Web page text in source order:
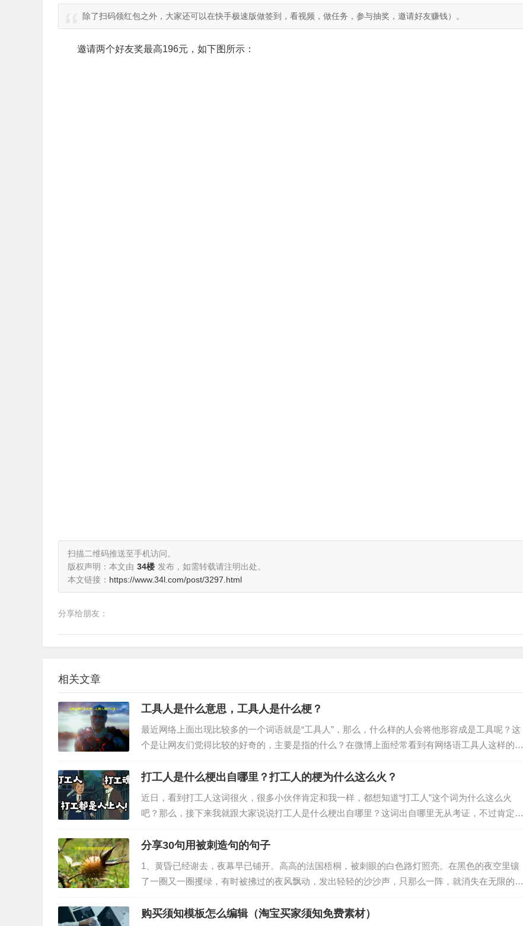
除了扫码领红包之外，大家还可以在快手极速版做签到，看视频，做任务，参与抽奖，邀请好友赚钱）。
邀请两个好友奖最高196元，如下图所示：
扫描二维码推送至手机访问。
版权声明：本文由 34楼 发布，如需转载请注明出处。
本文链接： https://www.34l.com/post/3297.html
分享给朋友：
相关文章
工具人是什么意思，工具人是什么梗？
最近网络上面出现比较多的一个词语就是“工具人”，那么，什么样的人会将他形容成是工具呢？这
个是让网友们觉得比较的好奇的，主要是指的什么？在微博上面经常看到有网络语工具人这样的表
达，所以引起了很多网友的关注，想要了解这个词语，那么工具人是什么意…
打工人是什么梗出自哪里？打工人的梗为什么这么火？
近日，看到打工人这词很火，很多小伙伴肯定和我一样，都想知道“打工人”这个词为什么这么火
吧？那么，接下来我就跟大家说说打工人是什么梗出自哪里？这词出自哪里无从考证，不过肯定是
某些有头脑的网友发明的，至于出自哪位网友？我们一起来了解相关情况吧。…
分享30句用被刺造句的句子
1、黄昏已经谢去，夜幕早已铺开。高高的法国梧桐，被刺眼的白色路灯照亮。在黑色的夜空里镶
了一圈又一圈攫绿，有时被拂过的夜风飘动，发出轻轻的沙沙声，只那么一阵，就消失在无限的宁
静之中。…
购买须知模板怎么编辑（淘宝买家须知免费素材）